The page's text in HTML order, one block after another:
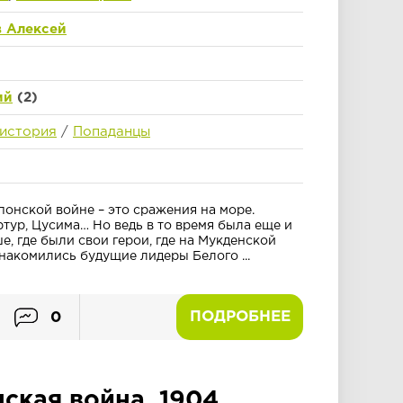
Алексей
(2)
/ Попаданцы
войне – это сражения на море.
Цусима… Но ведь в то время была еще и
где были свои герои, где на Мукденской
будущие лидеры Белого ...
ПОДРОБНЕЕ
0